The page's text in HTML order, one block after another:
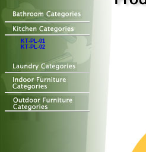
KT-PL-01
KT-PL-02